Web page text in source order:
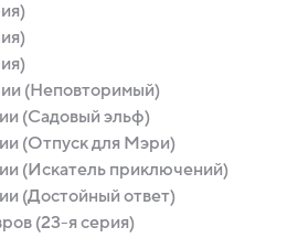
(Неповторимый)
(Садовый эльф)
(Отпуск для Мэри)
(Искатель приключений)
(Достойный ответ)
(23-я серия)